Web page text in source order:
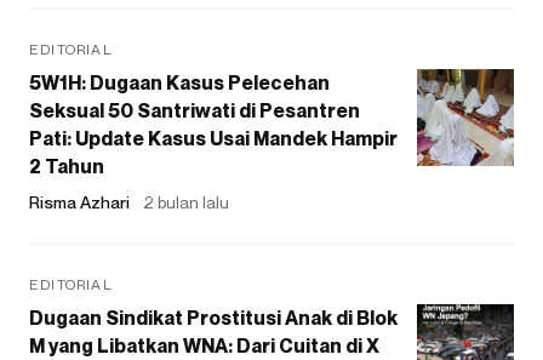
EDITORIAL
5W1H: Dugaan Kasus Pelecehan
Seksual 50 Santriwati di Pesantren
Pati: Update Kasus Usai Mandek Hampir
2 Tahun
Risma Azhari 2 bulan lalu
EDITORIAL
Dugaan Sindikat Prostitusi Anak di Blok
M yang Libatkan WNA: Dari Cuitan di X